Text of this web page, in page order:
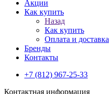
Акции
Как купить
Назад
Как купить
Оплата и доставка
Бренды
Контакты
+7 (812) 967-25-33
Контактная информация